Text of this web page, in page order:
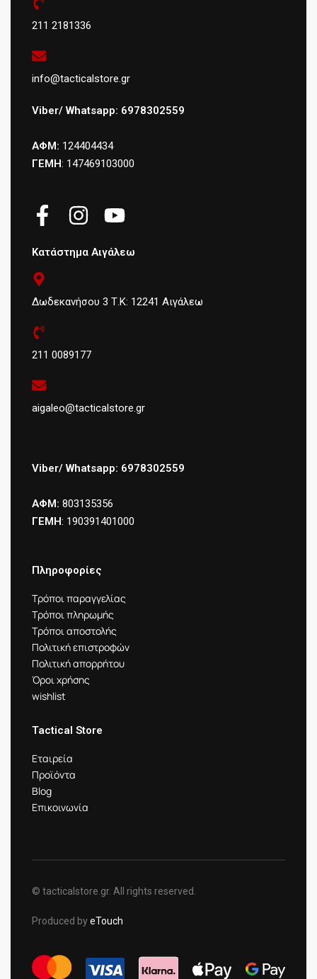
211 2181336
info@tacticalstore.gr
Viber/ Whatsapp: 6978302559
ΑΦΜ: 124404434
ΓΕΜΗ: 147469103000
Κατάστημα Αιγάλεω
Δωδεκανήσου 3 Τ.Κ: 12241 Αιγάλεω
211 0089177
aigaleo@tacticalstore.gr
Viber/ Whatsapp: 6978302559
ΑΦΜ: 803135356
ΓΕΜΗ: 190391401000
Πληροφορίες
Τρόποι παραγγελίας
Τρόποι πληρωμής
Τρόποι αποστολής
Πολιτική επιστροφών
Πολιτική απορρήτου
Όροι χρήσης
wishlist
Tactical Store
Εταιρεία
Προϊόντα
Blog
Επικοινωνία
© tacticalstore.gr. All rights reserved.
Produced byeTouch